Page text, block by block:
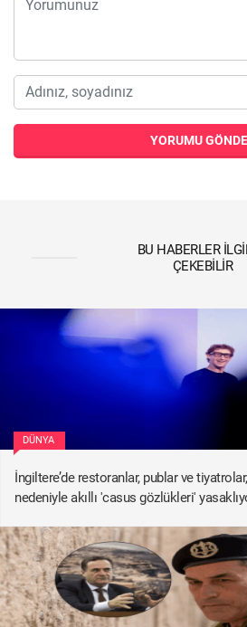
YORUMU
BU HABERLER
ÇEKEBILIR
DÜNYA
İngiltere’de restoranlar, publar ve
nedeniyle akıllı 'casus gözlükleri'